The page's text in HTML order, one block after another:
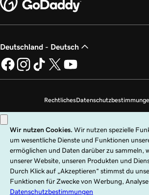
Deutschland - Deutsch
Rechtliches
Copyright © 1999 – 2026 GoDaddy Operating
vorbehalten. Die Wortmarke GoDaddy ist eine
„GO“-Logo ist eine eingetragene Marke von
Die Nutzung dieser Website unterliegt